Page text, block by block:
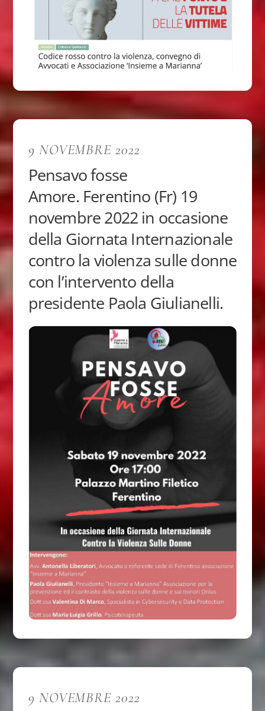
9 NOVEMBRE 2022
Pensavo fosse
Amore. Ferentino (Fr) 19
novembre 2022 in occasione
della Giornata Internazionale
contro la violenza sulle donne
con l’intervento della
presidente Paola Giulianelli.
9 NOVEMBRE 2022